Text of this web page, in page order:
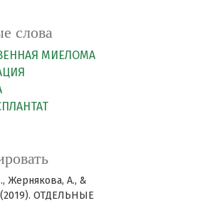
слова
МИЕЛОМА
Жернякова, А., &
ОТДЕЛЬНЫЕ